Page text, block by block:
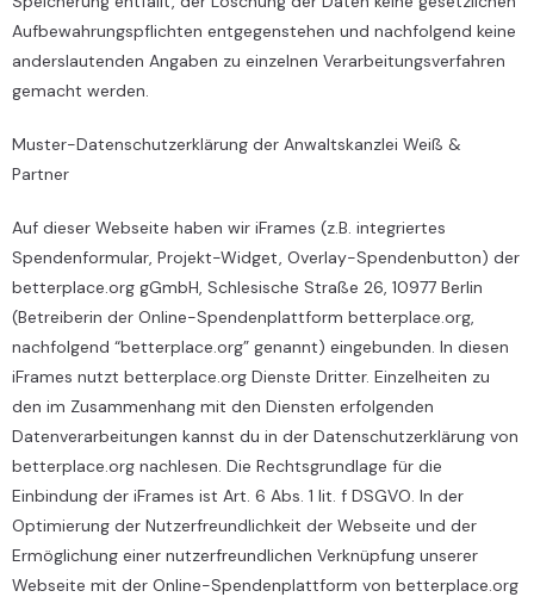
Aufbewahrungspflichten entgegenstehen und nachfolgend keine
anderslautenden Angaben zu einzelnen Verarbeitungsverfahren
gemacht werden.
Muster-Datenschutzerklärung der Anwaltskanzlei Weiß &
Partner
Auf dieser Webseite haben wir iFrames (z.B. integriertes
Spendenformular, Projekt-Widget, Overlay-Spendenbutton) der
betterplace.org gGmbH, Schlesische Straße 26, 10977 Berlin
(Betreiberin der Online-Spendenplattform betterplace.org,
nachfolgend “betterplace.org” genannt) eingebunden. In diesen
iFrames nutzt betterplace.org Dienste Dritter. Einzelheiten zu
den im Zusammenhang mit den Diensten erfolgenden
Datenverarbeitungen kannst du in der Datenschutzerklärung von
betterplace.org nachlesen. Die Rechtsgrundlage für die
Einbindung der iFrames ist Art. 6 Abs. 1 lit. f DSGVO. In der
Optimierung der Nutzerfreundlichkeit der Webseite und der
Ermöglichung einer nutzerfreundlichen Verknüpfung unserer
Webseite mit der Online-Spendenplattform von betterplace.org